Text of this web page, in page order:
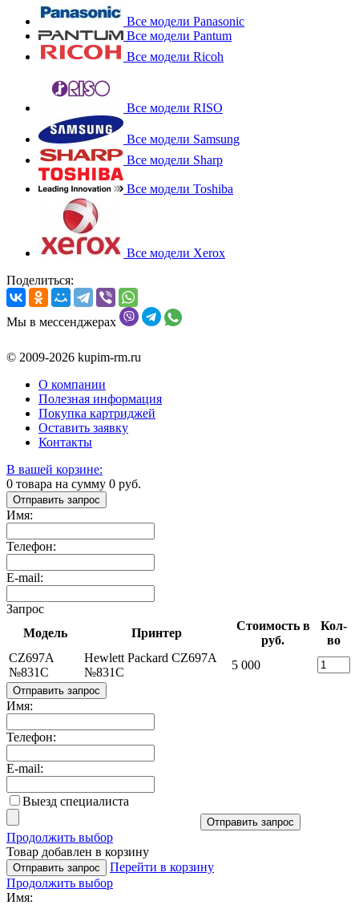
Все модели Panasonic
Все модели Pantum
Все модели Ricoh
Все модели RISO
Все модели Samsung
Все модели Sharp
Все модели Toshiba
Все модели Xerox
Поделиться:
Мы в мессенджерах
© 2009-2026 kupim-rm.ru
О компании
Полезная информация
Покупка картриджей
Оставить заявку
Контакты
В вашей корзине:
0 товара на сумму 0 руб.
Отправить запрос
Имя:
Телефон:
E-mail:
Запрос
Модель
Принтер
Стоимость в
руб.
Кол-
во
CZ697A
№831C
Hewlett Packard CZ697A
№831C
5 000
Отправить запрос
Имя:
Телефон:
E-mail:
Выезд специалиста
Отправить запрос
Продолжить выбор
Товар добавлен в корзину
Отправить запрос
Перейти в корзину
Продолжить выбор
Имя: